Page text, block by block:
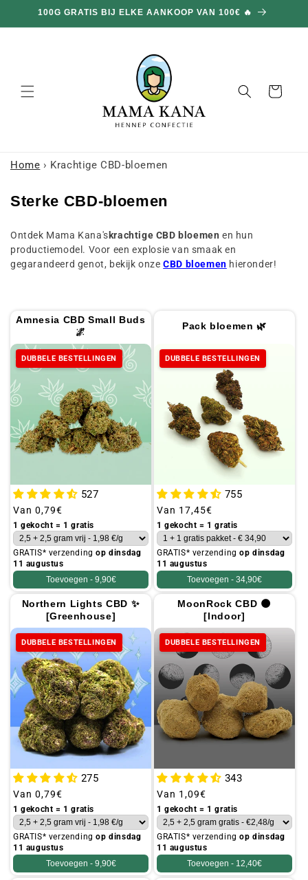
doorgaan
naar
DUBBELE BESTELLINGEN OP DE HELE WEBSITE 🎁
Mand
Home › Krachtige CBD-bloemen
C
l
l
e
Sterke CBD-bloemen
Ontdek Mama Kana'skrachtige CBD bloemen en hun
productiemodel. Voor een explosie van smaak en
gegarandeerd genot, bekijk onzeCBD bloemen hieronder!
Amnesia CBD Small Buds
🌌
DUBBELE BESTELLINGEN
527
Gebruikelijke
prijs
Van 0,79€
1 gekocht = 1 gratis
GRATIS* verzendingop dinsdag
11 augustus
Toevoegen - 9,90€
Pack bloemen 🌿
DUBBELE BESTELLINGEN
755
Gebruikelijke
prijs
Van 17,45€
1 gekocht = 1 gratis
GRATIS* verzendingop dinsdag
11 augustus
Toevoegen - 34,90€
Northern Lights CBD ✨
[Greenhouse]
DUBBELE BESTELLINGEN
275
Gebruikelijke
prijs
Van 0,79€
1 gekocht = 1 gratis
GRATIS* verzendingop dinsdag
11 augustus
Toevoegen - 9,90€
MoonRock CBD 🌑
[Indoor]
DUBBELE BESTELLINGEN
343
Gebruikelijke
prijs
Van 1,09€
1 gekocht = 1 gratis
GRATIS* verzendingop dinsdag
11 augustus
Toevoegen - 12,40€